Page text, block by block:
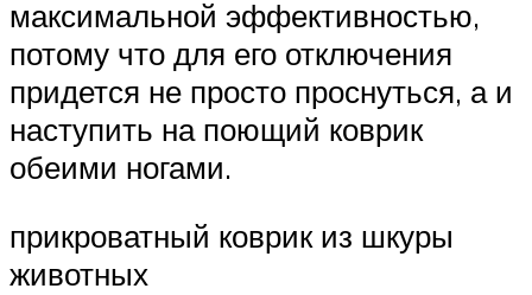
максимальной эффективностью,
потому что для его отключения
придется не просто проснуться, а и
наступить на поющий коврик
обеими ногами.
прикроватный коврик из шкуры
животных